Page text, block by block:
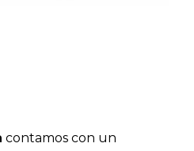
contamos con un